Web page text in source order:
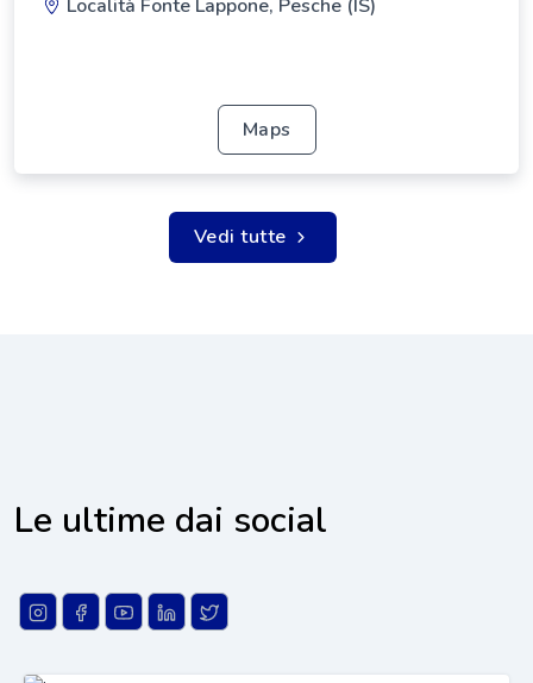
Località Fonte Lappone, Pesche (IS)
Maps
Vedi tutte
Le ultime dai social